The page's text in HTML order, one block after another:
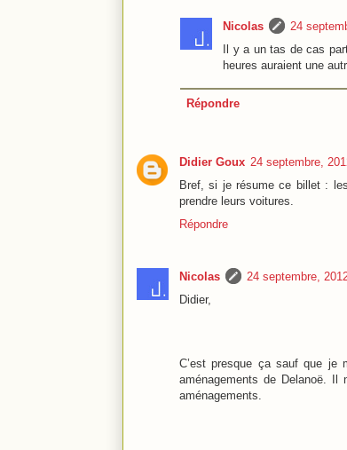
Nicolas
24
Il y a un tas de cas
heures auraient une
Répondre
Didier Goux 24 septembre,
Bref, si je résume ce billet :
prendre leurs voitures.
Répondre
Nicolas
24 septembre,
Didier,
C’est presque ça sauf que je
aménagements de Delanoë. Il
aménagements.